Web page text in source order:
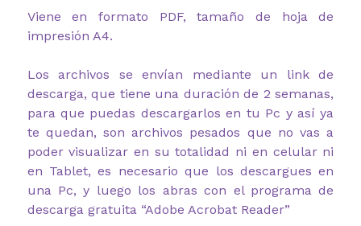
Viene en formato PDF, tamaño de hoja de
impresión A4.
Los archivos se envían mediante un link de
descarga, que tiene una duración de 2 semanas,
para que puedas descargarlos en tu Pc y así ya
te quedan, son archivos pesados que no vas a
poder visualizar en su totalidad ni en celular ni
en Tablet, es necesario que los descargues en
una Pc, y luego los abras con el programa de
descarga gratuita “Adobe Acrobat Reader”